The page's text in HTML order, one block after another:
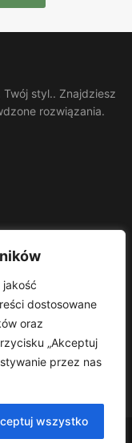
dostosowane
oraz
„Akceptuj
przez nas
wszystko
Twój styl.. Znajdziesz
rozwiązania.
zastrzeżone.